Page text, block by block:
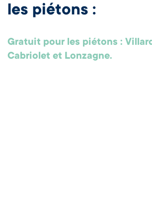
les piétons :
Gratuit pour les piétons :
Cabriolet et Lonzagne.